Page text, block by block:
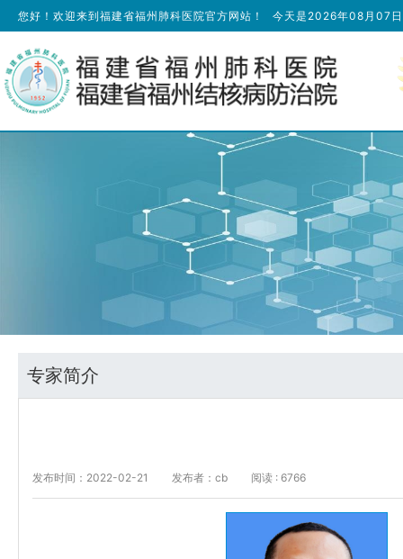
您好！欢迎来到福建省福州肺科医院官方网站！ 今天是 2026年08月07
专家简介
发布时间：2022-02-21 发布者：cb 阅读 : 6766